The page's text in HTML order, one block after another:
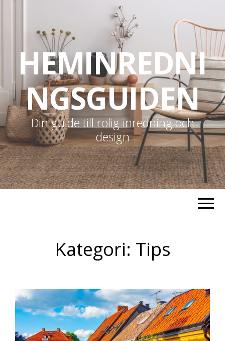
HEMINREDNI
NGSGUIDEN
Din guide till rolig inredning och
design
Kategori: Tips